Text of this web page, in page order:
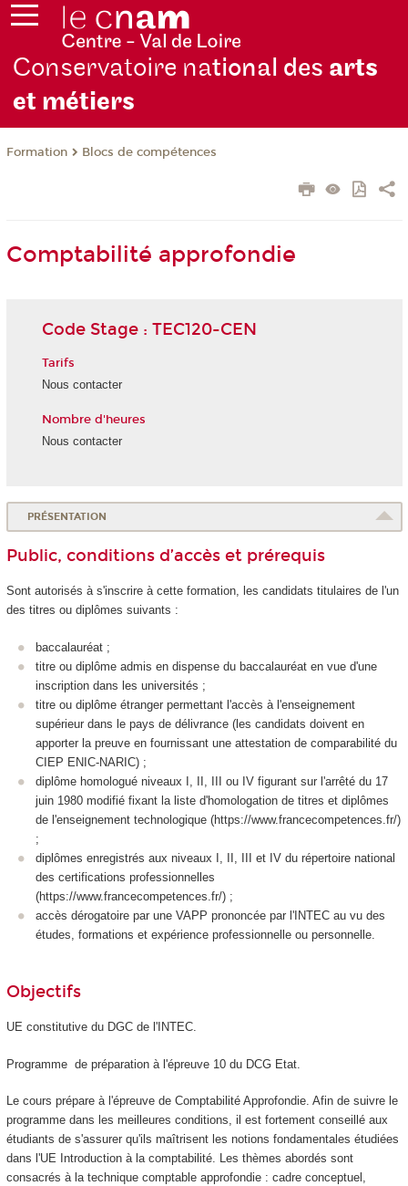
Conservatoire national des arts
et métiers
Formation Blocs de compétences
Comptabilité approfondie
Code Stage : TEC120-CEN
Tarifs
Nous contacter
Nombre d'heures
Nous contacter
PRÉSENTATION
Public, conditions d’accès et prérequis
Sont autorisés à s'inscrire à cette formation, les candidats titulaires de l'un
des titres ou diplômes suivants :
baccalauréat ;
titre ou diplôme admis en dispense du baccalauréat en vue d'une
inscription dans les universités ;
titre ou diplôme étranger permettant l'accès à l'enseignement
supérieur dans le pays de délivrance (les candidats doivent en
apporter la preuve en fournissant une attestation de comparabilité du
CIEP ENIC-NARIC) ;
diplôme homologué niveaux I, II, III ou IV figurant sur l'arrêté du 17
juin 1980 modifié fixant la liste d'homologation de titres et diplômes
de l'enseignement technologique (https://www.francecompetences.fr/)
;
diplômes enregistrés aux niveaux I, II, III et IV du répertoire national
des certifications professionnelles
(https://www.francecompetences.fr/) ;
accès dérogatoire par une VAPP prononcée par l'INTEC au vu des
études, formations et expérience professionnelle ou personnelle.
Objectifs
UE constitutive du DGC de l'INTEC.
Programme de préparation à l'épreuve 10 du DCG Etat.
Le cours prépare à l'épreuve de Comptabilité Approfondie. Afin de suivre le
programme dans les meilleures conditions, il est fortement conseillé aux
étudiants de s'assurer qu'ils maîtrisent les notions fondamentales étudiées
dans l'UE Introduction à la comptabilité. Les thèmes abordés sont
consacrés à la technique comptable approfondie : cadre conceptuel,